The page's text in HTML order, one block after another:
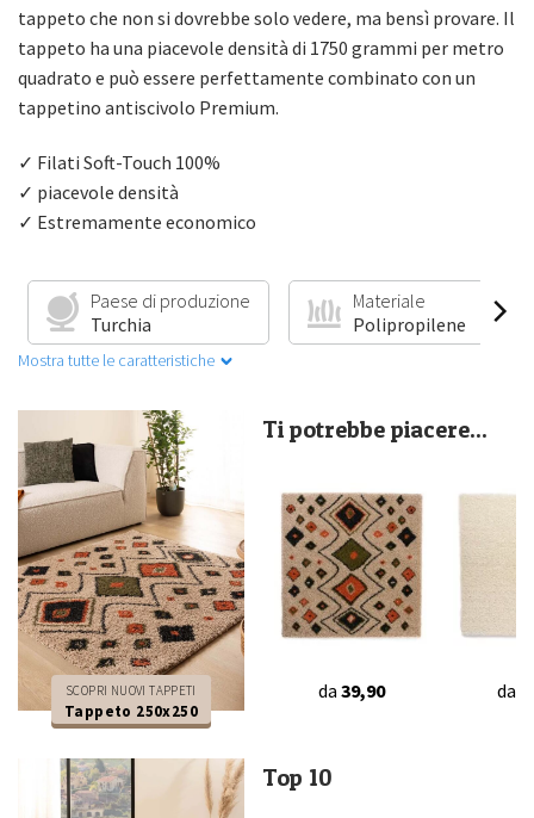
tappeto che non si dovrebbe solo vedere, ma bensì provare. Il
tappeto ha una piacevole densità di 1750 grammi per metro
quadrato e può essere perfettamente combinato con un
tappetino antiscivolo Premium.
✓ Filati Soft-Touch 100%
✓ piacevole densità
✓ Estremamente economico
Paese di produzione
Turchia
Materiale
Polipropilene
Mostra tutte le caratteristiche
SCOPRI NUOVI TAPPETI
Tappeto 250x250
Ti potrebbe piacere...
da 39,90 da
Top 10